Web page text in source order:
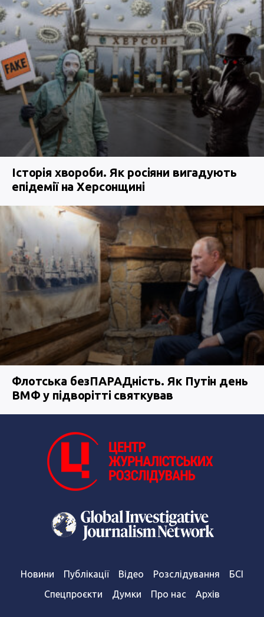
Історія хвороби. Як росіяни вигадують
епідемії на Херсонщині
Флотська безПАРАДність. Як Путін день
ВМФ у підворітті святкував
Новини Публікації Відео Розслідування
БСІ
Спецпроєкти
Думки Про нас Архів